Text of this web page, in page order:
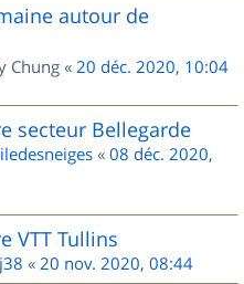
autour de
Chung« 20 déc. 2020, 10:04
secteur Bellegarde
« 08 déc. 2020,
VTT Tullins
« 20 nov. 2020, 08:44